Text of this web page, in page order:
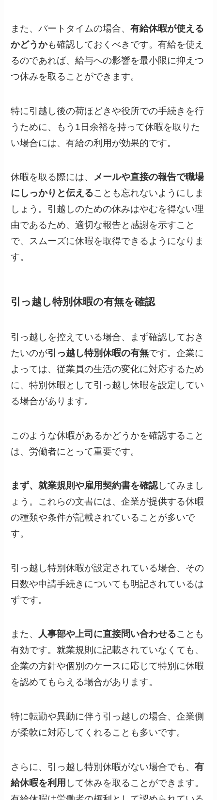
また、パートタイムの場合、有給休暇が使える
かどうかも確認しておくべきです。有給を使え
るのであれば、給与への影響を最小限に抑えつ
つ休みを取ることができます。
特に引越し後の荷ほどきや役所での手続きを行
うために、もう1日余裕を持って休暇を取りた
い場合には、有給の利用が効果的です。
休暇を取る際には、 メールや直接の報告で職場
にしっかりと伝えることも忘れないようにしま
しょう。引越しのための休みはやむを得ない理
由であるため、適切な報告と感謝を示すこと
で、スムーズに休暇を取得できるようになりま
す。
引っ越し特別休暇の有無を確認
引っ越しを控えている場合、まず確認しておき
たいのが引っ越し特別休暇の有無です。企業に
よっては、従業員の生活の変化に対応するため
に、特別休暇として引っ越し休暇を設定してい
る場合があります。
このような休暇があるかどうかを確認すること
は、労働者にとって重要です。
まず、就業規則や雇用契約書を確認してみまし
ょう。これらの文書には、企業が提供する休暇
の種類や条件が記載されていることが多いで
す。
引っ越し特別休暇が設定されている場合、その
日数や申請手続きについても明記されているは
ずです。
また、 人事部や上司に直接問い合わせることも
有効です。就業規則に記載されていなくても、
企業の方針や個別のケースに応じて特別に休暇
を認めてもらえる場合があります。
特に転勤や異動に伴う引っ越しの場合、企業側
が柔軟に対応してくれることも多いです。
さらに、引っ越し特別休暇がない場合でも、有
給休暇を利用 して休みを取ることができます。